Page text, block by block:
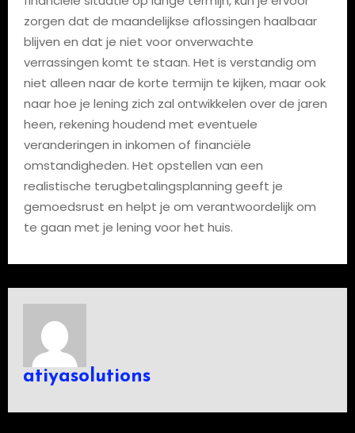
zorgen dat de maandelijkse aflossingen haalbaar
blijven en dat je niet voor onverwachte
verrassingen komt te staan. Het is verstandig om
niet alleen naar de korte termijn te kijken, maar ook
naar hoe je lening zich zal ontwikkelen over de jaren
heen, rekening houdend met eventuele
veranderingen in inkomen of financiële
omstandigheden. Het opstellen van een
realistische terugbetalingsplanning geeft je
gemoedsrust en helpt je om verantwoordelijk om
te gaan met je lening voor het huis.
atiyasolutions